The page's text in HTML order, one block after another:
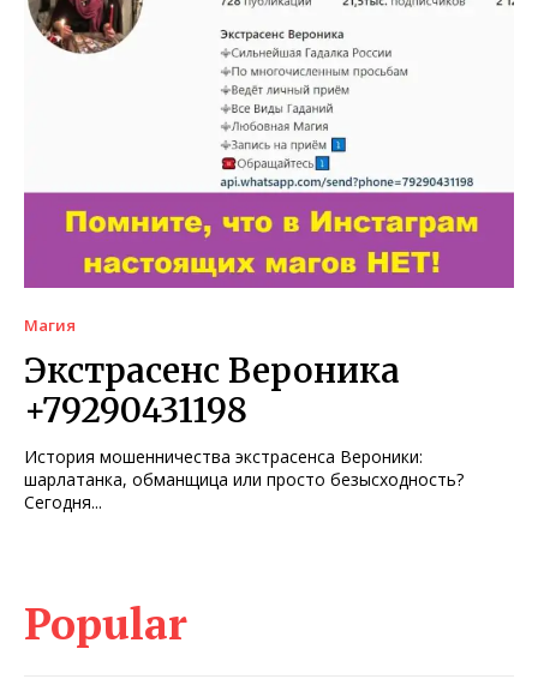
Магия
Экстрасенс Вероника
+79290431198
История мошенничества экстрасенса Вероники:
шарлатанка, обманщица или просто безысходность?
Сегодня...
Popular